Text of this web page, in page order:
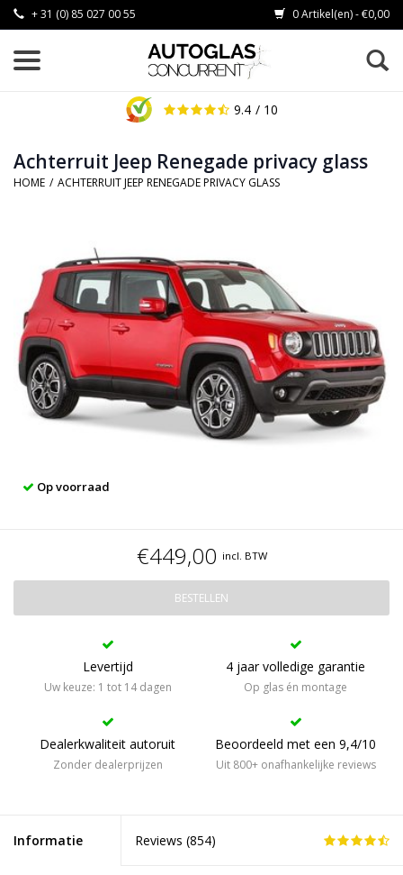
+ 31 (0) 85 027 00 55 0 Artikel(en) - €0,00
9.4 / 10
Achterruit Jeep Renegade privacy glass
HOME / ACHTERRUIT JEEP RENEGADE PRIVACY GLASS
Op voorraad
€449,00 incl. BTW
BESTELLEN
Levertijd
Uw keuze: 1 tot 14 dagen
4 jaar volledige garantie
Op glas én montage
Dealerkwaliteit autoruit
Zonder dealerprijzen
Beoordeeld met een 9,4/10
Uit 800+ onafhankelijke reviews
Informatie Reviews (854)